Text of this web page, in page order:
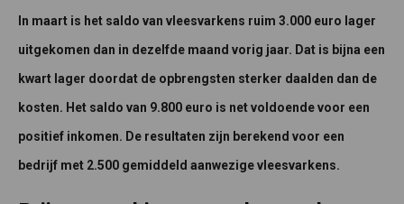
In maart is het saldo van vleesvarkens ruim 3.000 euro lager
uitgekomen dan in dezelfde maand vorig jaar. Dat is bijna een
kwart lager doordat de opbrengsten sterker daalden dan de
kosten. Het saldo van 9.800 euro is net voldoende voor een
positief inkomen. De resultaten zijn berekend voor een
bedrijf met 2.500 gemiddeld aanwezige vleesvarkens.